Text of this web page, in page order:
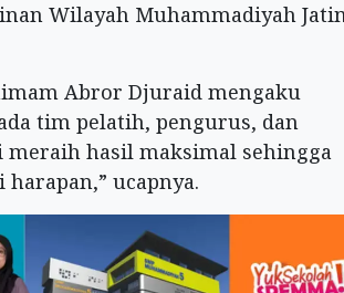
Wilayah Muhammadiyah
Abror Djuraid mengaku
tim pelatih, pengurus, dan
meraih hasil maksimal sehingga
ucapnya.